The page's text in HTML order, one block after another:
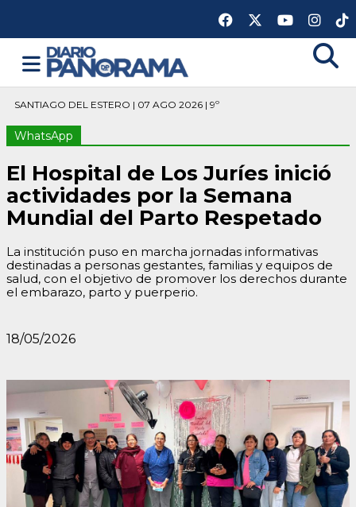
SANTIAGO DEL ESTERO | 07 AGO 2026 | 9º
WhatsApp
El Hospital de Los Juríes inició
actividades por la Semana
Mundial del Parto Respetado
La institución puso en marcha jornadas informativas
destinadas a personas gestantes, familias y equipos de
salud, con el objetivo de promover los derechos durante
el embarazo, parto y puerperio.
18/05/2026